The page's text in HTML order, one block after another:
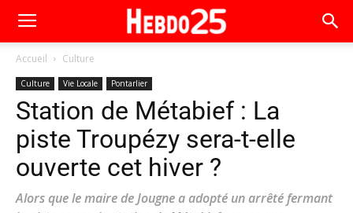
Accueil Culture
Culture Vie Locale Pontarlier
Station de Métabief : La
piste Troupézy sera-t-elle
ouverte cet hiver ?
Alors que le maire de Jougne a adopté un arrêté fermant